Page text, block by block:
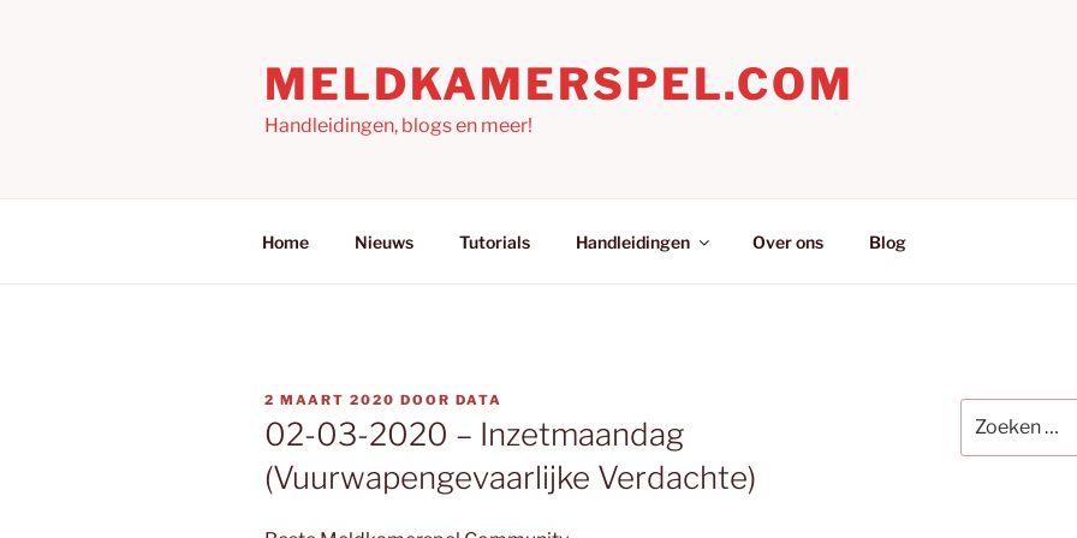
MELDKAMERSPEL.COM
Handleidingen, blogs en meer!
Home Nieuws Tutorials Handleidingen Over ons Blog
GEPLAATST
OP
2 MAART 2020 DOOR DATA
02-03-2020 – Inzetmaandag
(Vuurwapengevaarlijke Verdachte)
naar: